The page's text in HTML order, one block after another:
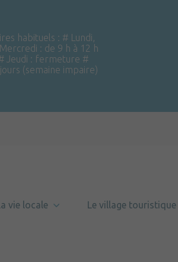
habituels : # Lundi,
: de 9 h à 12 h
Jeudi : fermeture #
(semaine impaire)
vie locale Le village touristique